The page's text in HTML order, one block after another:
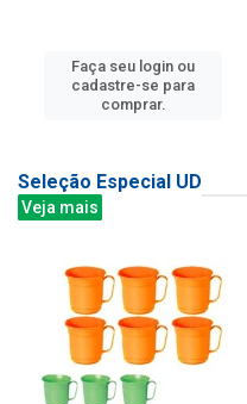
Faça seu login ou
cadastre-se para
comprar.
Seleção Especial UD
Veja mais